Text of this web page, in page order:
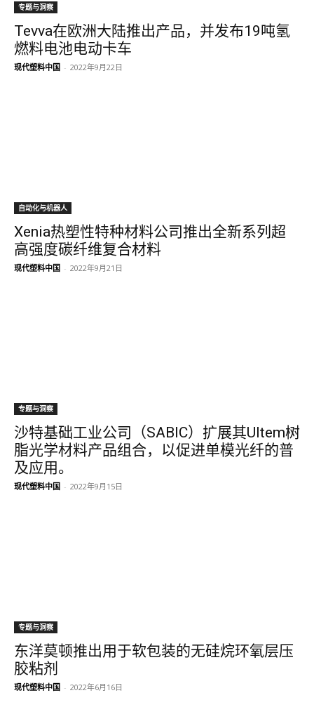
专题与洞察
Tevva在欧洲大陆推出产品，并发布19吨氢
燃料电池电动卡车
现代塑料中国 - 2022年9月22日
自动化与机器人
Xenia热塑性特种材料公司推出全新系列超
高强度碳纤维复合材料
现代塑料中国 - 2022年9月21日
专题与洞察
沙特基础工业公司（SABIC）扩展其Ultem树
脂光学材料产品组合，以促进单模光纤的普
及应用。
现代塑料中国 - 2022年9月15日
专题与洞察
东洋莫顿推出用于软包装的无硅烷环氧层压
胶粘剂
现代塑料中国 - 2022年6月16日